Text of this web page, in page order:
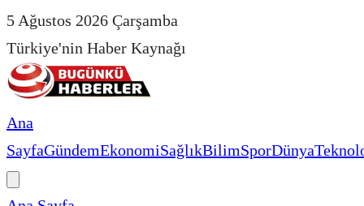
5 Ağustos 2026 Çarşamba
Türkiye'nin Haber Kaynağı
Ana
SayfaGündemEkonomiSağlıkBilimSporDünya